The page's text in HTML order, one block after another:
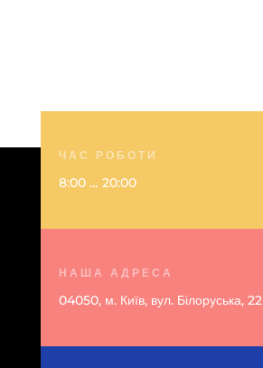
ЧАС РОБОТИ
8:00 … 20:00
НАША АДРЕСА
04050, м. Київ, вул. Білоруська, 22